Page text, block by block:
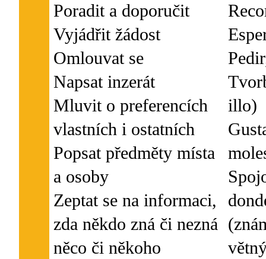
Poradit a doporučit
Vyjádřit žádost
Omlouvat se
Napsat inzerát
Mluvit o preferencích
vlastních i ostatních
Popsat předměty místa
a osoby
Zeptat se na informaci,
zda někdo zná či nezná
illo)